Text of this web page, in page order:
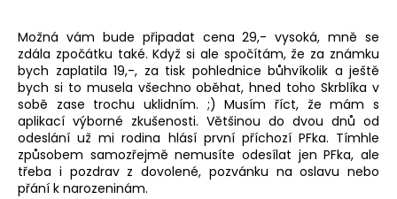
Možná vám bude připadat cena 29,- vysoká, mně se
zdála zpočátku také. Když si ale spočítám, že za známku
bych zaplatila 19,-, za tisk pohlednice bůhvíkolik a ještě
bych si to musela všechno oběhat, hned toho Skrblíka v
sobě zase trochu uklidním. ;) Musím říct, že mám s
aplikací výborné zkušenosti. Většinou do dvou dnů od
odeslání už mi rodina hlásí první příchozí PFka. Tímhle
způsobem samozřejmě nemusíte odesílat jen PFka, ale
třeba i pozdrav z dovolené, pozvánku na oslavu nebo
přání k narozeninám.